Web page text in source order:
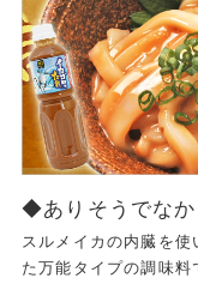
◆ありそうでなか
スルメイカの内臓を使
た万能タイプの調味料